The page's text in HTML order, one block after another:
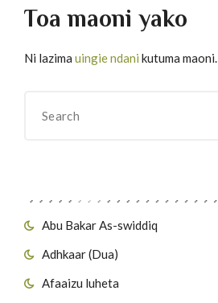
Abu Bakar As-swiddiq
Adhkaar (Dua)
Afaaizu luheta
Toa maoni yako
Ni lazima uingie ndani kutuma maoni.